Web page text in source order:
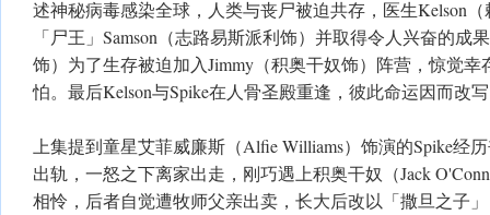
述神秘病毒感染全球，人类与丧尸被迫共存，医生Kelson
「尸王」Samson（志路易斯派利饰）并取得令人兴奋的成
饰）为了生存被迫加入Jimmy（积奥干奴饰）阵营，惊觉
怕。最后Kelson与Spike在人骨圣殿重逢，彼此命运因而改
上集提到童星艾菲威廉斯（Alfie Williams）饰演的Spike经
出轨，一怒之下离家出走，刚巧遇上积奥干奴（Jack
相怜，后者自觉遭牧师父亲出卖，长大后改以「撒旦之子